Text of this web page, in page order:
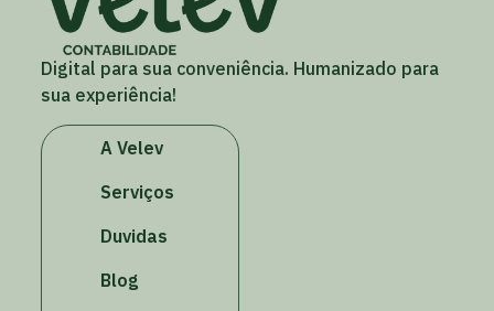
Digital para sua conveniência. Humanizado para
sua experiência!
A Velev
Serviços
Duvidas
Blog